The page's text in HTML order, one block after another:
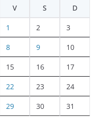
V S D
1 2 3
8 9 10
15 16 17
22 23 24
29 30 31